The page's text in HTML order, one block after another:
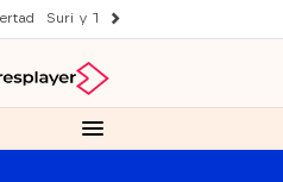
Suri y Tom Cruise